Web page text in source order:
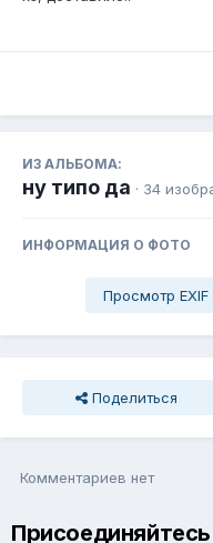
ИЗ АЛЬБОМА:
ну типо да · 34
ИНФОРМАЦИЯ О ФОТО
Просмотр
Поделиться
Комментариев нет